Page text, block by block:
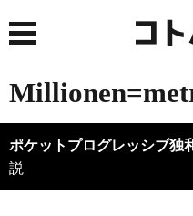
ポケットプログレッシブ独
説